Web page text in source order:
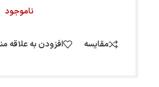
ناموجود
مقایسه افزودن به علاقه